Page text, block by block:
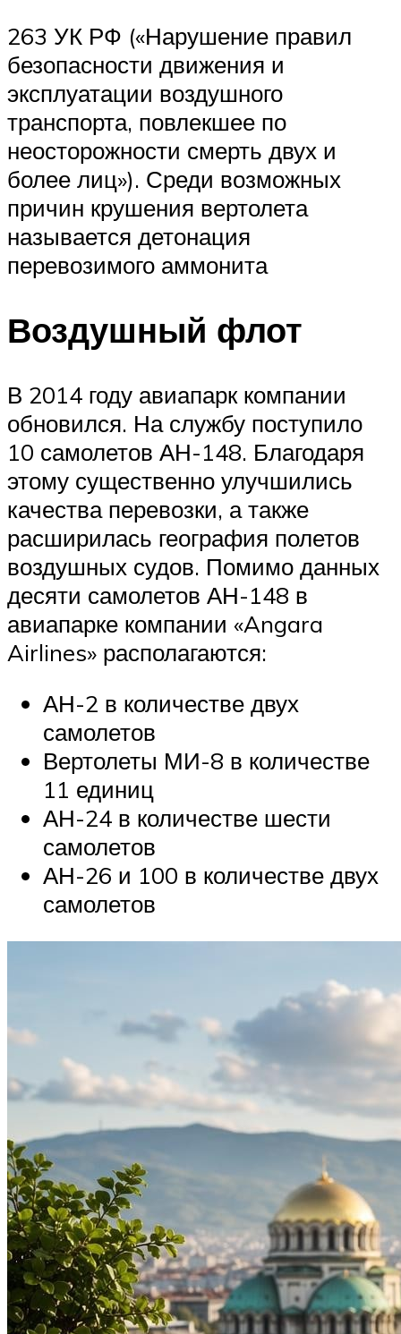
263 УК РФ («Нарушение правил
безопасности движения и
эксплуатации воздушного
транспорта, повлекшее по
неосторожности смерть двух и
более лиц»). Среди возможных
причин крушения вертолета
называется детонация
перевозимого аммонита
Воздушный флот
В 2014 году авиапарк компании
обновился. На службу поступило
10 самолетов АН-148. Благодаря
этому существенно улучшились
качества перевозки, а также
расширилась география полетов
воздушных судов. Помимо данных
десяти самолетов АН-148 в
авиапарке компании «Angara
Airlines» располагаются:
АН-2 в количестве двух
самолетов
Вертолеты МИ-8 в количестве
11 единиц
АН-24 в количестве шести
самолетов
АН-26 и 100 в количестве двух
самолетов